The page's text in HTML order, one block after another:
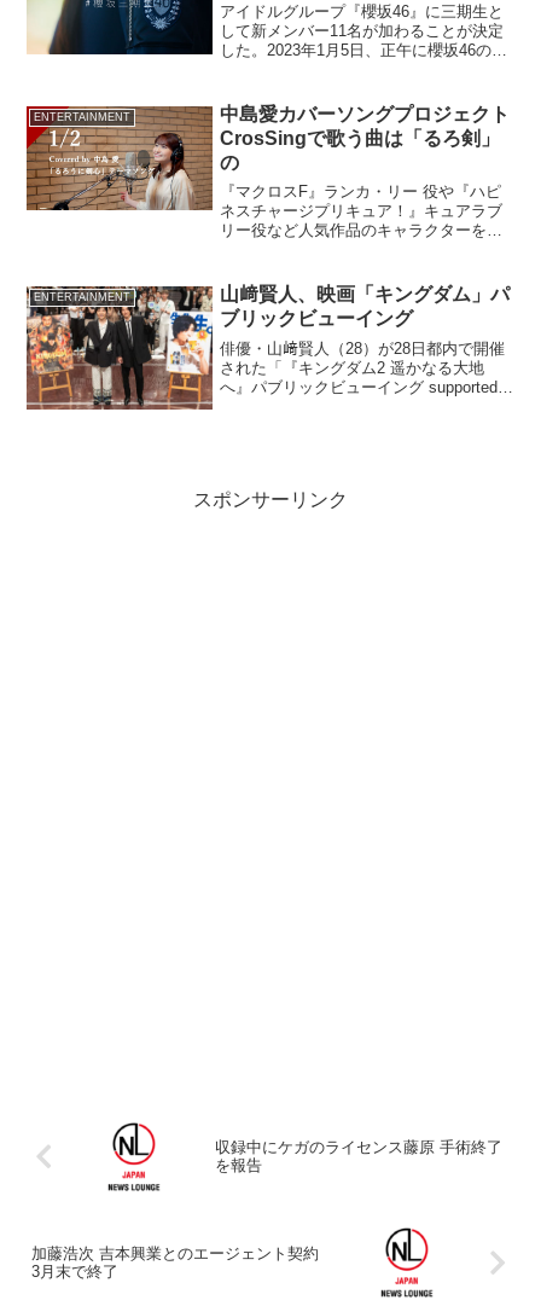
アイドルグループ『櫻坂46』に三期生と
して新メンバー11名が加わることが決定
した。2023年1月5日、正午に櫻坂46のオ
ンした。
ENTERTAINMENT
中島愛カバーソングプロジェクト
CrosSingで歌う曲は「るろ剣」
の
『マクロスF』ランカ・リー 役や『ハピ
ネスチャージプリキュア！』キュアラブ
リー役など人気作品のキャラクターを多
だのは、テレビアニメ「るろうに剣心-明
治剣客浪漫...
ENTERTAINMENT
山﨑賢人、映画「キングダム」パ
ブリックビューイング
俳優・山﨑賢人（28）が28日都内で開催
された「『キングダム2 遥かなる大地
へ』パブリックビューイング supported
スポンサーリンク
収録中にケガのライセンス藤原 手術終了
を報告
加藤浩次 吉本興業とのエージェント契約
3月末で終了